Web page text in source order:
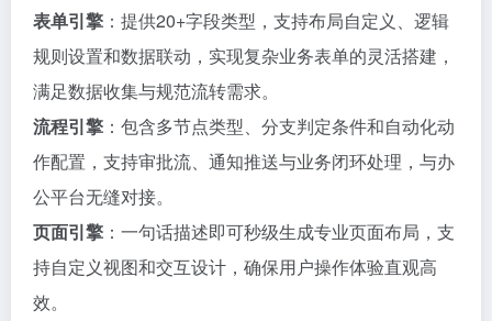
表单引擎 ：提供20+字段类型，支持布局自定义、逻辑
规则设置和数据联动，实现复杂业务表单的灵活搭建，
满足数据收集与规范流转需求。
流程引擎 ：包含多节点类型、分支判定条件和自动化动
作配置，支持审批流、通知推送与业务闭环处理，与办
公平台无缝对接。
页面引擎 ：一句话描述即可秒级生成专业页面布局，支
持自定义视图和交互设计，确保用户操作体验直观高
效。